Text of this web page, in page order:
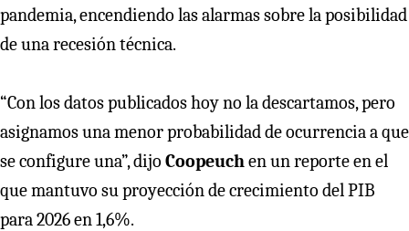
pandemia, encendiendo las alarmas sobre la posibilidad
de una recesión técnica.
“Con los datos publicados hoy no la descartamos, pero
asignamos una menor probabilidad de ocurrencia a que
se configure una”, dijo Coopeuchen un reporte en el
que mantuvo su proyección de crecimiento del PIB
para 2026 en 1,6%.